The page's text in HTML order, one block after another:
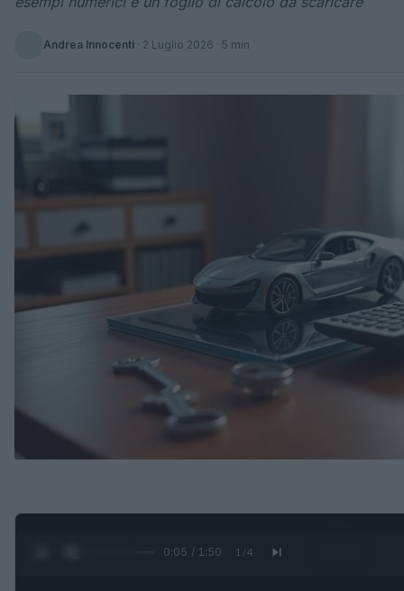
Andrea Innocenti · 2 Luglio 2026 · 5 min
0:06 / 1:50 1 /4